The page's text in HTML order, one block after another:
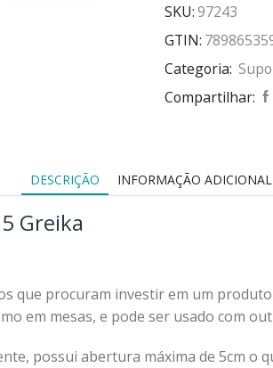
SKU:97243
GTIN:
Categoria:
Compartilhar:
DESCRIÇÃO INFORMAÇÃO ADICIONAL
Greika
que procuram investir em um
em mesas, e pode ser usado com
possui abertura máxima de 5cm o